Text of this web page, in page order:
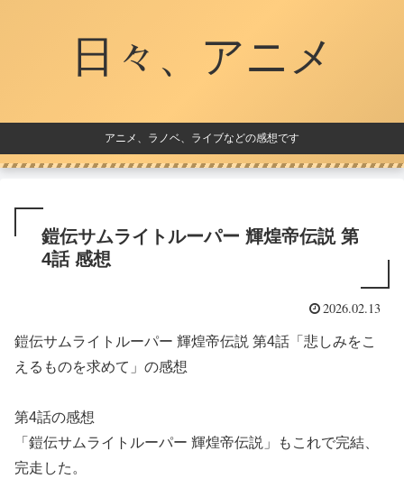
日々、アニメ
アニメ、ラノベ、ライブなどの感想です
鎧伝サムライトルーパー 輝煌帝伝説 第
4話 感想
2026.02.13
鎧伝サムライトルーパー 輝煌帝伝説 第4話「悲しみをこ
えるものを求めて」の感想
第4話の感想
「鎧伝サムライトルーパー 輝煌帝伝説」もこれで完結、
完走した。